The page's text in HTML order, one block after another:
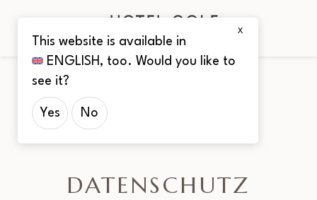
DATENSCHUTZ
X
This website is available in
ENGLISH , too. Would you like to
see it?
Yes No